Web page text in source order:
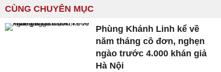
CÙNG CHUYÊN MỤC
Phùng Khánh Linh kể về
năm tháng cô đơn, nghẹn
ngào trước 4.000 khán giả
Hà Nội